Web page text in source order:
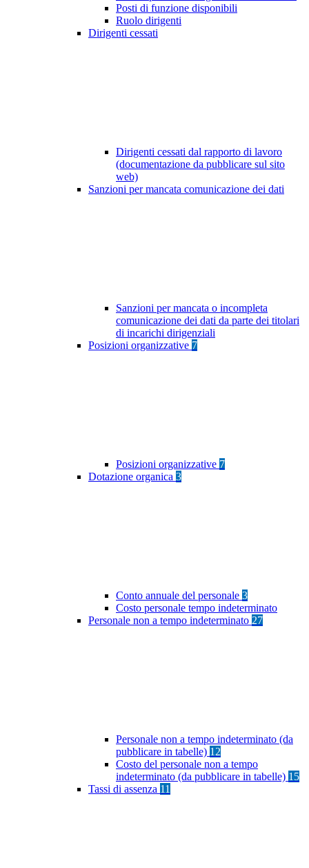
Posti di funzione disponibili
Ruolo dirigenti
Dirigenti cessati
Dirigenti cessati dal rapporto di lavoro
(documentazione da pubblicare sul sito
web)
Sanzioni per mancata comunicazione dei dati
Sanzioni per mancata o incompleta
comunicazione dei dati da parte dei titolari
di incarichi dirigenziali
Posizioni organizzative 7
Posizioni organizzative 7
Dotazione organica 3
Conto annuale del personale 3
Costo personale tempo indeterminato
Personale non a tempo indeterminato 27
Personale non a tempo indeterminato (da
pubblicare in tabelle) 12
Costo del personale non a tempo
indeterminato (da pubblicare in tabelle) 15
Tassi di assenza 11